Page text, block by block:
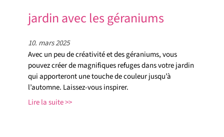
jardin avec les géraniums
10. mars 2025
Avec un peu de créativité et des géraniums, vous
pouvez créer de magnifiques refuges dans votre jardin
qui apporteront une touche de couleur jusqu’à
l’automne. Laissez-vous inspirer.
Lire la suite